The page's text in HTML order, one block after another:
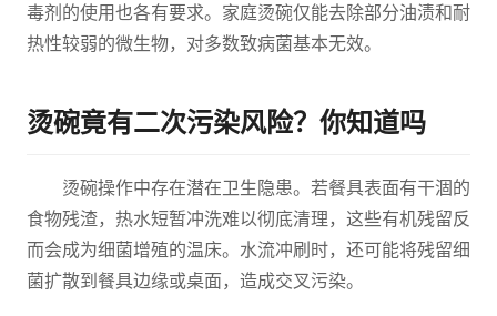
毒剂的使用也各有要求。家庭烫碗仅能去除部分油渍和耐
热性较弱的微生物，对多数致病菌基本无效。
烫碗竟有二次污染风险？你知道吗
烫碗操作中存在潜在卫生隐患。若餐具表面有干涸的
食物残渣，热水短暂冲洗难以彻底清理，这些有机残留反
而会成为细菌增殖的温床。水流冲刷时，还可能将残留细
菌扩散到餐具边缘或桌面，造成交叉污染。